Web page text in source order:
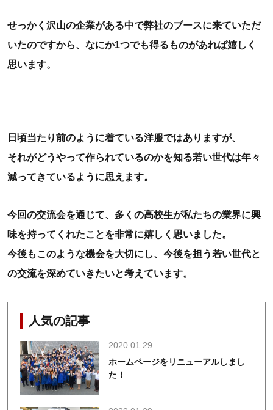
せっかく沢山の企業がある中で弊社のブースに来ていただ
いたのですから、なにか1つでも得るものがあれば嬉しく
思います。
日頃当たり前のように着ている洋服ではありますが、
それがどうやって作られているのかを知る若い世代は年々
減ってきているように思えます。
今回の交流会を通じて、多くの高校生が私たちの業界に興
味を持ってくれたことを非常に嬉しく思いました。
今後もこのような機会を大切にし、今後を担う若い世代と
の交流を深めていきたいと考えています。
人気の記事
2020.01.29
ホームページをリニューアルしまし
た！